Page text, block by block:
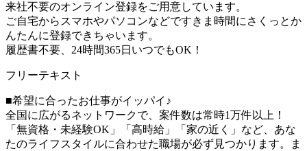
来社不要のオンライン登録をご用意しています。
ご自宅からスマホやパソコンなどですきま時間にさくっとか
んたんに登録できちゃいます。
履歴書不要、24時間365日いつでもOK！
フリーテキスト
■希望に合ったお仕事がイッパイ♪
全国に広がるネットワークで、案件数は常時1万件以上！
「無資格・未経験OK」「高時給」「家の近く」など、あな
たのライフスタイルに合わせた職場が必ず見つかります。ま